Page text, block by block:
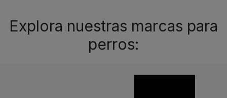
Explora nuestras marcas para
perros: